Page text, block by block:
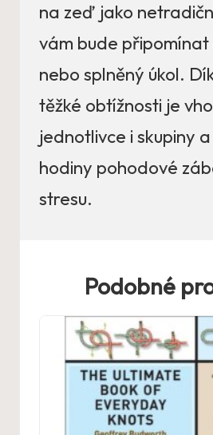
na zeď jako
vám bude
nebo splněný úkol.
těžké obtížnosti je
jednotlivce i skupiny
hodiny pohodové
stresu.
Podobné